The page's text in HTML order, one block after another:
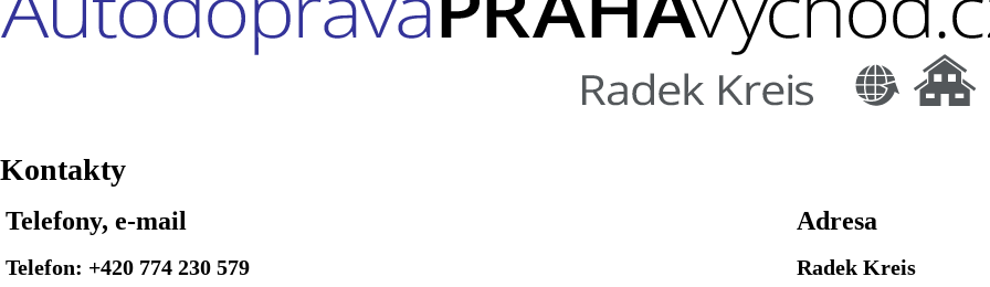
Kontakty
Telefony, e-mail
Telefon: +420 774 230 579
Adresa
Radek Kreis